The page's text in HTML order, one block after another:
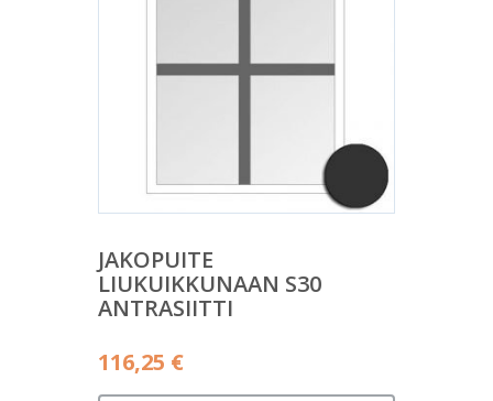
JAKOPUITE
LIUKUIKKUNAAN S30
ANTRASIITTI
116,25 €